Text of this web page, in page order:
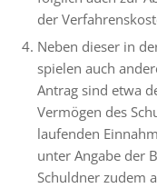
der
Neben dieser in
spielen auch
Antrag sind etwa
Vermögen des
laufenden
unter Angabe der
Schuldner zudem